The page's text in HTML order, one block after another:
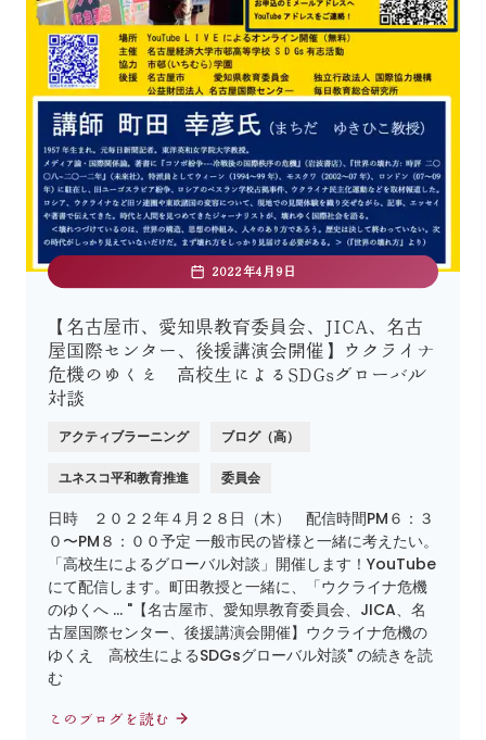
2022年4月9日
【名古屋市、愛知県教育委員会、JICA、名古
屋国際センター、後援講演会開催】ウクライナ
危機のゆくえ 高校生によるSDGsグローバル
対談
アクティブラーニング ブログ（高）
ユネスコ平和教育推進 委員会
日時 ２０２２年４月２８日（木） 配信時間PM６：３
０〜PM８：００予定 一般市民の皆様と一緒に考えたい。
「高校生によるグローバル対談」開催します！YouTube
にて配信します。町田教授と一緒に、「ウクライナ危機
のゆくへ … "【名古屋市、愛知県教育委員会、JICA、名
古屋国際センター、後援講演会開催】ウクライナ危機の
ゆくえ 高校生によるSDGsグローバル対談" の続きを読
む
このブログを読む